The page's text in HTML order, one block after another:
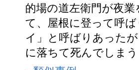
的場の道左衛門が夜
て、屋根に登って呼
イ」と呼ばりあった
に落ちて死んでしま